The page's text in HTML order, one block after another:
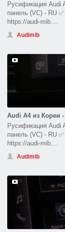
Русификация Audi
панель (VC) - RU
https://audi-mib....
Audimib
Audi A4 из Кореи
Русификация Audi
панель (VC) - RU
https://audi-mib....
Audimib